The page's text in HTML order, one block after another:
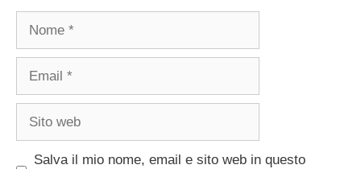
Nome
Email
Sito
Salva il mio nome, email e sito web in questo